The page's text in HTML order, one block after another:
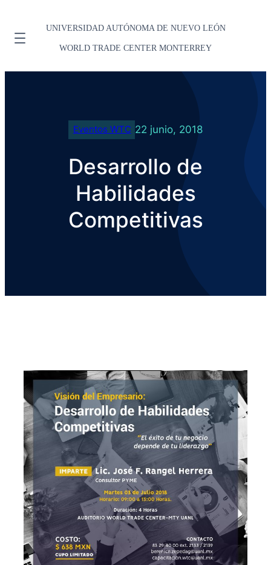
UNIVERSIDAD AUTÓNOMA DE NUEVO LEÓN
WORLD TRADE CENTER MONTERREY
Eventos WTC 22 junio, 2018
Desarrollo de
Habilidades
Competitivas